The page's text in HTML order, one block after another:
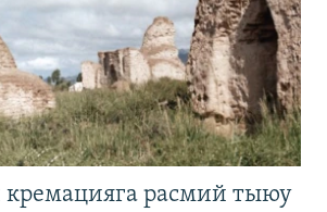
кремацияга расмий тыюу